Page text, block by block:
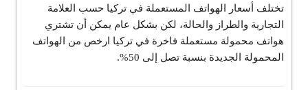
تختلف أسعار الهواتف المستعملة في تركيا حسب العلامة
التجارية والطراز والحالة، لكن بشكل عام يمكن أن تشتري
هواتف محمولة مستعملة فاخرة في تركيا ارخص من الهواتف
المحمولة الجديدة بنسبة تصل إلى 50%.